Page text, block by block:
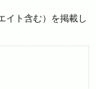
イト含む）を掲載し